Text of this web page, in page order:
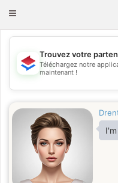
Toggle
💖
Trouvez votre
Téléchargez notre
maintenant !